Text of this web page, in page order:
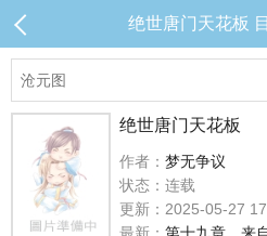
绝世唐门天花板
绝世唐门天花板
作者： 梦无争议
状态：连载
更新：2025-05-27